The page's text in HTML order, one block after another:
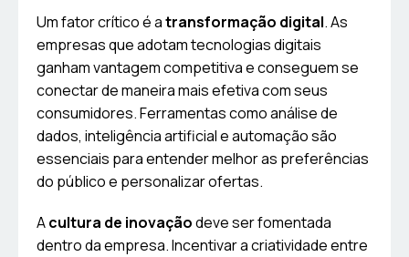
Um fator crítico é atransformação digital. As
empresas que adotam tecnologias digitais
ganham vantagem competitiva e conseguem se
conectar de maneira mais efetiva com seus
consumidores. Ferramentas como análise de
dados, inteligência artificial e automação são
essenciais para entender melhor as preferências
do público e personalizar ofertas.
Acultura de inovaçãodeve ser fomentada
dentro da empresa. Incentivar a criatividade entre